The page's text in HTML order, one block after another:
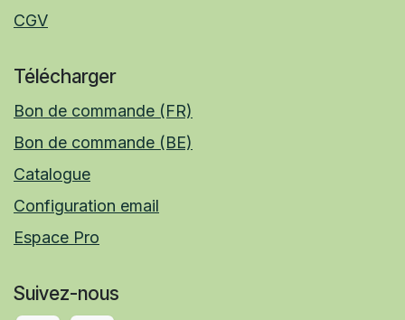
CGV
Télécharger
Bon de commande (FR)
Bon de commande (BE)
Catalogue
Configuration email
Espace Pro
Suivez-nous